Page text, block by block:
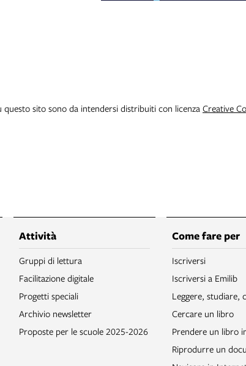
sito sono da intendersi distribuiti con licenza Creative
Attività
Gruppi di lettura
Facilitazione digitale
Progetti speciali
Archivio newsletter
Proposte per le scuole 2025-2026
Come fare per
Iscriversi
Iscriversi a Emilib
Leggere, studiare,
Cercare un libro
Prendere un libro
Riprodurre un